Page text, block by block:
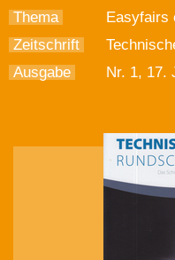
Thema
Easyfairs
Zeitschrift
Ausgabe
Nr. 1, 17.